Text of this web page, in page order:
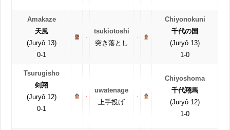
Amakaze
天風
(Juryô 13)
0-1
tsukiotoshi
突き落とし
Chiyonokuni
千代の国
(Juryô 13)
1-0
Tsurugisho
剣翔
(Juryô 12)
0-1
uwatenage
上手投げ
Chiyoshoma
千代翔馬
(Juryô 12)
1-0